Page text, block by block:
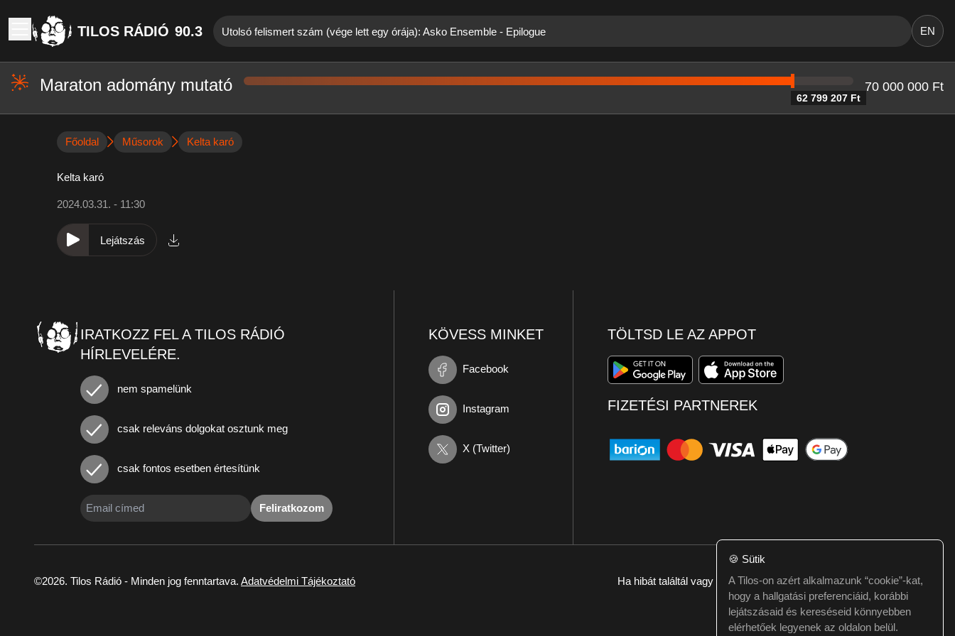
TILOS RÁDIÓ 90.3 Utolsó felismert szám (vége lett egy órája): Asko Ensemble - Epilogue EN
Maraton adomány mutató
62 799 207 Ft
70 000 000 Ft
Főoldal Műsorok Kelta karó
Kelta karó
2024.03.31. - 11:30
Lejátszás
IRATKOZZ FEL A TILOS RÁDIÓ
HÍRLEVELÉRE.
nem spamelünk
csak releváns dolgokat osztunk meg
csak fontos esetben értesítünk
Feliratkozom
KÖVESS MINKET
Facebook
Instagram
X (Twitter)
TÖLTSD LE AZ APPOT
FIZETÉSI PARTNEREK
©2026. Tilos Rádió - Minden jog fenntartava. Adatvédelmi Tájékoztató Ha hibát találtál vagy kérdésed van itt jelezd:webmester@tilos.hu
🍪 Sütik
A Tilos-on azért alkalmazunk “cookie”-kat,
hogy a hallgatási preferenciáid, korábbi
lejátszásaid és kereséseid könnyebben
elérhetőek legyenek az oldalon belül.